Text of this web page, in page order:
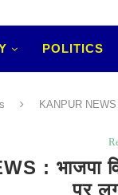
POLITICS
KANPUR NEWS
: भाजपा
पर